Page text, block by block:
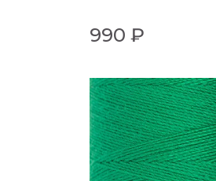
990 ₽